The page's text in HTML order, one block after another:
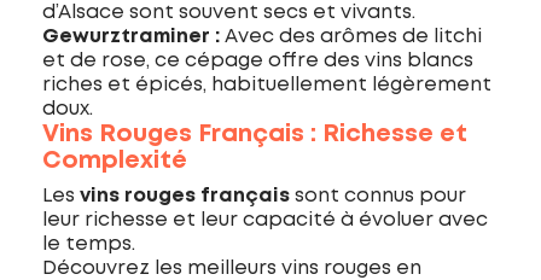
d’Alsace sont souvent secs et vivants.
Gewurztraminer : Avec des arômes de litchi
et de rose, ce cépage offre des vins blancs
riches et épicés, habituellement légèrement
doux.
Vins Rouges Français : Richesse et
Complexité
Les vins rouges français sont connus pour
leur richesse et leur capacité à évoluer avec
le temps.
Découvrez les meilleurs vins rouges en